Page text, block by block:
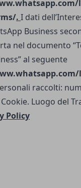
. I dati
Business
nel documento
al seguente
raccolti:
Luogo del
Policy